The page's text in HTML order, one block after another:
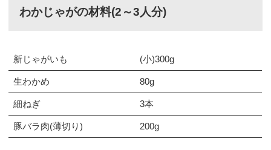
わかじゃがの材料(2～3人分)
新じゃがいも (小)300g
生わかめ 80g
細ねぎ 3本
豚バラ肉(薄切り) 200g